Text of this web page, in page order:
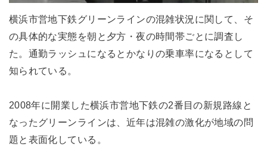
横浜市営地下鉄グリーンラインの混雑状況に関して、そ
の具体的な実態を朝と夕方・夜の時間帯ごとに調査し
た。通勤ラッシュになるとかなりの乗車率になるとして
知られている。
2008年に開業した横浜市営地下鉄の2番目の新規路線と
なったグリーンラインは、近年は混雑の激化が地域の問
題と表面化している。